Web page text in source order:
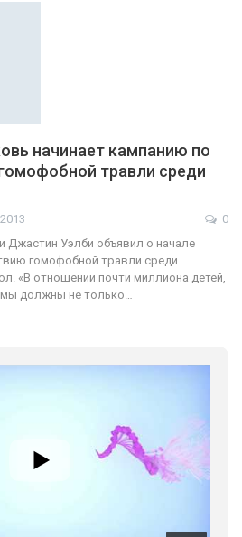
начинает кампанию по
травли среди
0
Джастин Уэлби объявил о начале
гомофобной травли среди
«В отношении почти миллиона детей,
должны не только…